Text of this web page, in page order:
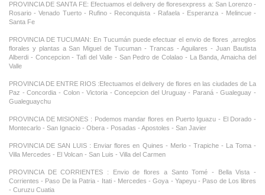
PROVINCIA DE SANTA FE: Efectuamos el delivery de floresexpress a: San Lorenzo -
Rosario - Venado Tuerto - Rufino - Reconquista - Rafaela - Esperanza - Melincue -
Santa Fe
PROVINCIA DE TUCUMAN: En Tucumán puede efectuar el envio de flores ,arreglos
florales y plantas a San Miguel de Tucuman - Trancas - Aguilares - Juan Bautista
Alberdi - Concepcion - Tafi del Valle - San Pedro de Colalao - La Banda, Amaicha del
Valle
PROVINCIA DE ENTRE RIOS :Efectuamos el delivery de flores en las ciudades de La
Paz - Concordia - Colon - Victoria - Concepcion del Uruguay - Paraná - Gualeguay -
Gualeguaychu
PROVINCIA DE MISIONES : Podemos mandar flores en Puerto Iguazu - El Dorado -
Montecarlo - San Ignacio - Obera - Posadas - Apostoles - San Javier
PROVINCIA DE SAN LUIS : Enviar flores en Quines - Merlo - Trapiche - La Toma -
Villa Mercedes - El Volcan - San Luis - Villa del Carmen
PROVINCIA DE CORRIENTES : Envio de flores a Santo Tomé - Bella Vista -
Corrientes - Paso De la Patria - Itati - Mercedes - Goya - Yapeyu - Paso de Los libres
- Curuzu Cuatia